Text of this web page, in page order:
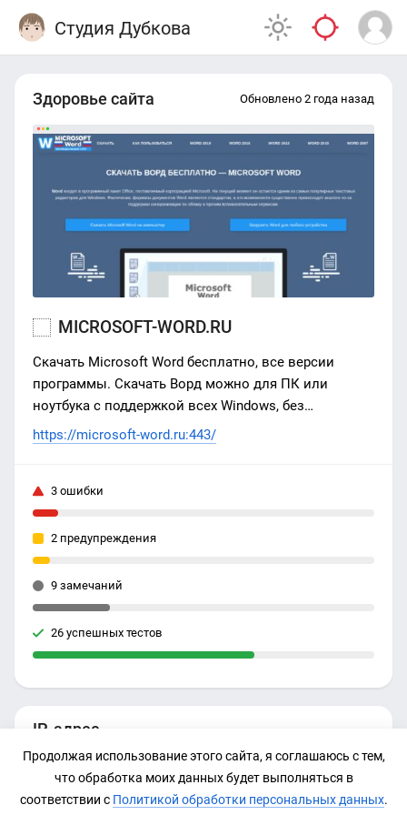
Студия Дубкова
IP-адрес
Нет данных
Здоровье сайта Обновлено 2 года назад
MICROSOFT-WORD.RU
Скачать Microsoft Word бесплатно, все версии
программы. Скачать Ворд можно для ПК или
ноутбука с поддержкой всех Windows, без
активации, без ограничений.
https://microsoft-word.ru:443/
3 ошибки
2 предупреждения
9 замечаний
26 успешных тестов
Продолжая использование этого сайта, я соглашаюсь с тем,
что обработка моих данных будет выполняться в
соответствии с Политикой обработки персональных данных.